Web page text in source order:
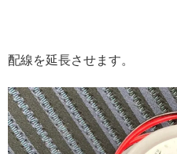
配線を延長させます。